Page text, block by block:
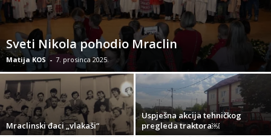
Sveti Nikola pohodio Mraclin
Matija KOS - 7. prosinca 2025.
Mraclinski đaci „vlakaši“
Uspješna akcija tehničkog
pregleda traktora￼